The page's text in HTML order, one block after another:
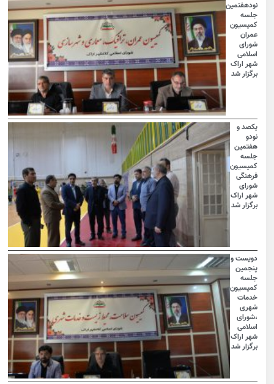
نودهفتمین
جلسه
کمیسیون
عمران
شورای
اسلامی
شهر اراک
برگزار شد
یکصد و
نودو
هفتمین
جلسه
کمیسیون
فرهنگی
شورای
شهر اراک
برگزار شد
دویست و
پنجمین
جلسه
کمیسیون
خدمات
شهری
،شورای
اسلامی
شهر اراک
برگزار شد